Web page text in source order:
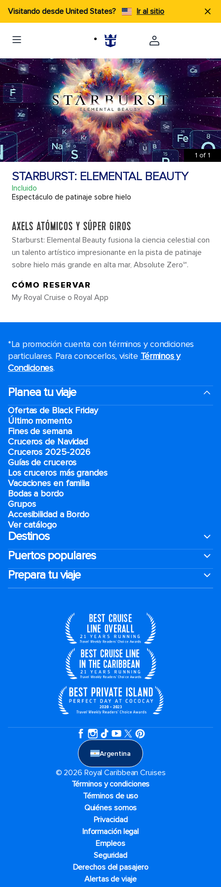
Visitando desde United States? Ir al sitio
1 of 1
STARBURST: ELEMENTAL BEAUTY
Incluido
Espectáculo de patinaje sobre hielo
AXELS ATÓMICOS Y SÚPER GIROS
Starburst: Elemental Beauty fusiona la ciencia celestial con
un talento artístico impresionante en la pista de patinaje
sobre hielo más grande en alta mar, Absolute Zero℠.
CÓMO RESERVAR
My Royal Cruise o Royal App
*La promoción cuenta con términos y condiciones
particulares. Para conocerlos, visite Términos y
Condiciones.
Planea tu viaje
Ofertas de Black Friday
Último momento
Fines de semana
Cruceros de Navidad
Cruceros 2025-2026
Guías de cruceros
Los cruceros más grandes
Vacaciones en familia
Bodas a bordo
Grupos
Accesibilidad a Bordo
Ver catálogo
Destinos
Puertos populares
Prepara tu viaje
Argentina
© 2026 Royal Caribbean Cruises
Términos y condiciones
Términos de uso
Quiénes somos
Privacidad
Información legal
Empleos
Seguridad
Derechos del pasajero
Alertas de viaje